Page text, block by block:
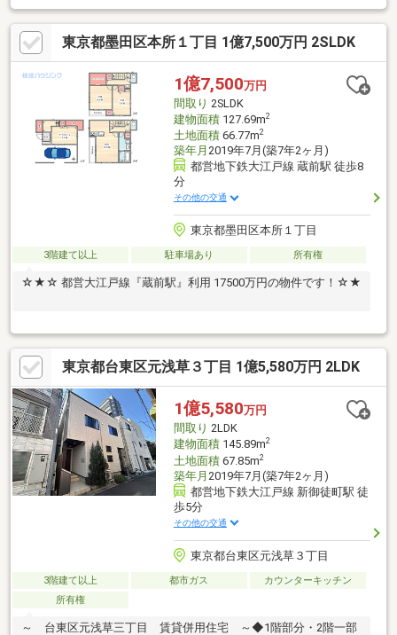
有りますので、内装リフォームして頂き2世帯住宅でもご使用頂け
ます。■居宅兼事務所としてもおすすめです。■弊社営業時間外の
場合、担当 川瀬の携帯までご連絡下さい。TEL：090-2626-6215
東京都墨田区本所１丁目 1億7,500万円 2SLDK
1億7,500万円
間取り 2SLDK
建物面積127.69m2
土地面積66.77m2
築年月 2019年7月(築7年2ヶ月)
都営地下鉄大江戸線 蔵前駅 徒歩8
分
その他の交通
東京都墨田区本所１丁目
3階建て以上 駐車場あり 所有権
☆★☆ 都営大江戸線『蔵前駅』利用 17500万円の物件です！☆★
東京都台東区元浅草３丁目 1億5,580万円 2LDK
1億5,580万円
間取り 2LDK
建物面積145.89m2
土地面積67.85m2
築年月 2019年7月(築7年2ヶ月)
都営地下鉄大江戸線 新御徒町駅 徒
歩5分
その他の交通
東京都台東区元浅草３丁目
3階建て以上 都市ガス
カウンターキッチン
所有権
～ 台東区元浅草三丁目 賃貸併用住宅 ～◆1階部分・2階一部